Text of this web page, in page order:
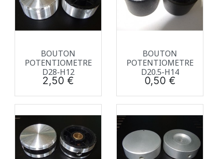
BOUTON
POTENTIOMETRE
D28-H12
Prix
2,50 €
BOUTON
POTENTIOMETRE
D20.5-H14
Prix
0,50 €